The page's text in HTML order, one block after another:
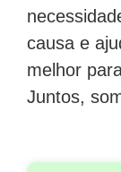
causa e
melhor
Juntos,